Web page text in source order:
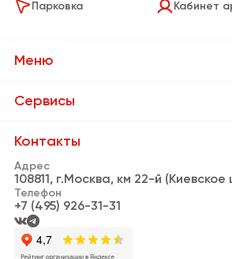
Меню
О Бизнес-парке
Резиденты
Новости
Видео
Аренда
Сервисы
Банки и банкоматы
Пункты выдачи заказов
Кафе и рестораны
Информационная стойка
Контакты
Адрес
108811, г.Москва, км 22-й
Телефон
+7 (495) 926-31-31
Парковка Кабинет